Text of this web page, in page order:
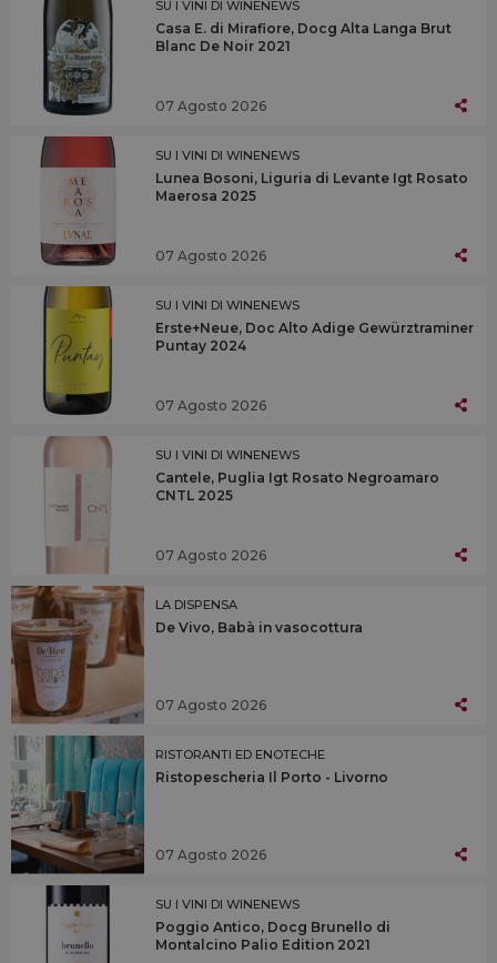
SU I VINI DI WINENEWS
Casa E. di Mirafiore, Docg Alta Langa Brut
Blanc De Noir 2021
07 Agosto 2026
SU I VINI DI WINENEWS
Lunea Bosoni, Liguria di Levante Igt Rosato
Maerosa 2025
07 Agosto 2026
SU I VINI DI WINENEWS
Erste+Neue, Doc Alto Adige Gewürztraminer
Puntay 2024
07 Agosto 2026
SU I VINI DI WINENEWS
Cantele, Puglia Igt Rosato Negroamaro
CNTL 2025
07 Agosto 2026
LA DISPENSA
De Vivo, Babà in vasocottura
07 Agosto 2026
RISTORANTI ED ENOTECHE
Ristopescheria Il Porto - Livorno
07 Agosto 2026
SU I VINI DI WINENEWS
Poggio Antico, Docg Brunello di
Montalcino Palio Edition 2021